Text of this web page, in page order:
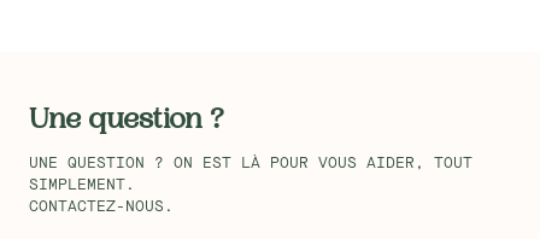
Une question ?
UNE QUESTION ? ON EST LÀ POUR VOUS AIDER, TOUT
SIMPLEMENT.
CONTACTEZ-NOUS.